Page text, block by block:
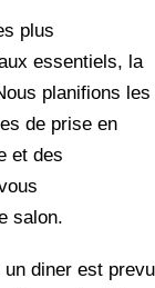
plus
essentiels, la
planifions les
de prise en
et des
salon.
diner est prevu